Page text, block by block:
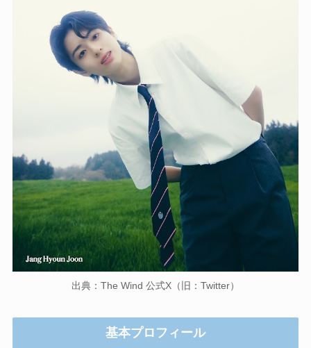
出典：The Wind 公式X（旧：Twitter）
基本プロフィール